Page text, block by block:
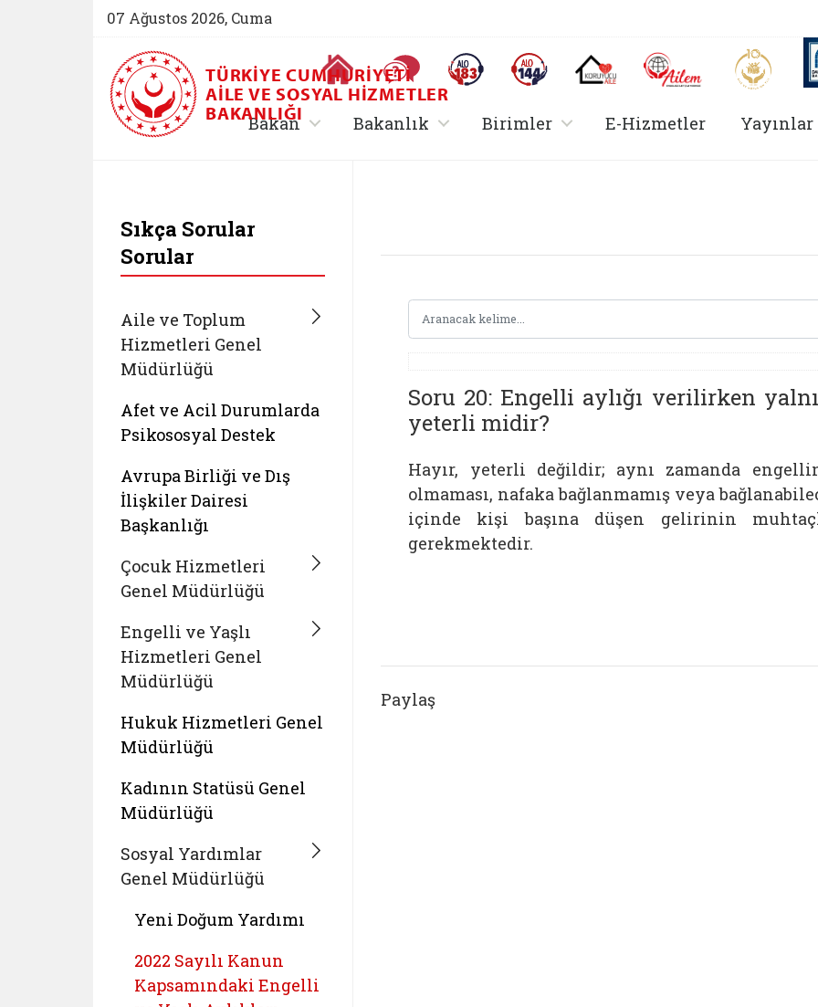
07 Ağustos 2026, Cuma
Ana Sayfa Sıkça Sorulan SorularAlo 183 (yeni sekmede açılır)Alo 144 (yeni sekmede açılır)Koruyucu Aile (yeni sekmede açılır)
AİLEM İletişim Aile ve
TÜRKIYE CUMHURIYETI
AILE VE SOSYAL HIZMETLER
BAKANLIĞI
Bakan, alt menü içerir
Bakanlık , alt menü içerir
Birimler, alt menü içerir
E-Hizmetler Yayınlar
Sıkça Sorular
Sorular
Aile ve Toplum
Hizmetleri Genel
Müdürlüğü
Afet ve Acil Durumlarda
Psikososyal Destek
Avrupa Birliği ve Dış
İlişkiler Dairesi
Başkanlığı
Çocuk Hizmetleri
Genel Müdürlüğü
Engelli ve Yaşlı
Hizmetleri Genel
Müdürlüğü
Hukuk Hizmetleri Genel
Müdürlüğü
Kadının Statüsü Genel
Müdürlüğü
Sosyal Yardımlar
Genel Müdürlüğü
Yeni Doğum Yardımı
2022 Sayılı Kanun
Kapsamındaki Engelli
Soru 20: Engelli aylığı verilirken
yeterli midir?
Hayır, yeterli değildir; aynı zamanda
olmaması, nafaka bağlanmamış veya
içinde kişi başına düşen gelirinin
gerekmektedir.
Paylaş